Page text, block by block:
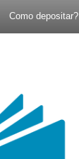
Como depositar?